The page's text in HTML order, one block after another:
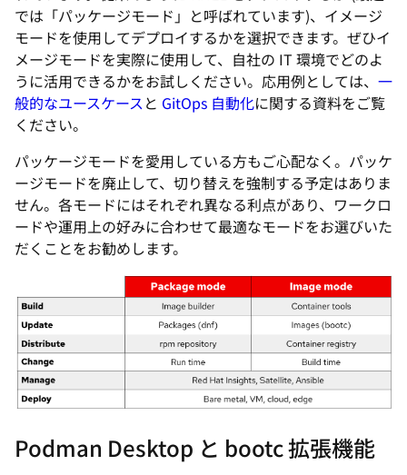
では「パッケージモード」と呼ばれています)、イメージ
モードを使用してデプロイするかを選択できます。ぜひイ
メージモードを実際に使用して、自社の IT 環境でどのよ
うに活用できるかをお試しください。応用例としては、 一
般的なユースケースと GitOps 自動化に関する資料をご覧
ください。
パッケージモードを愛用している方もご心配なく。パッケ
ージモードを廃止して、切り替えを強制する予定はありま
せん。各モードにはそれぞれ異なる利点があり、ワークロ
ードや運用上の好みに合わせて最適なモードをお選びいた
だくことをお勧めします。
Podman Desktop と bootc 拡張機能